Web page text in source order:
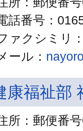
話番号：
ァクシミリ
ール：
康福祉部
所：郵便番